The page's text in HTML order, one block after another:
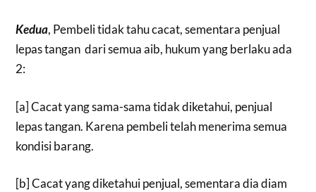
Kedua, Pembeli tidak tahu cacat, sementara penjual
lepas tangan dari semua aib, hukum yang berlaku ada
2:
[a] Cacat yang sama-sama tidak diketahui, penjual
lepas tangan. Karena pembeli telah menerima semua
kondisi barang.
[b] Cacat yang diketahui penjual, sementara dia diam